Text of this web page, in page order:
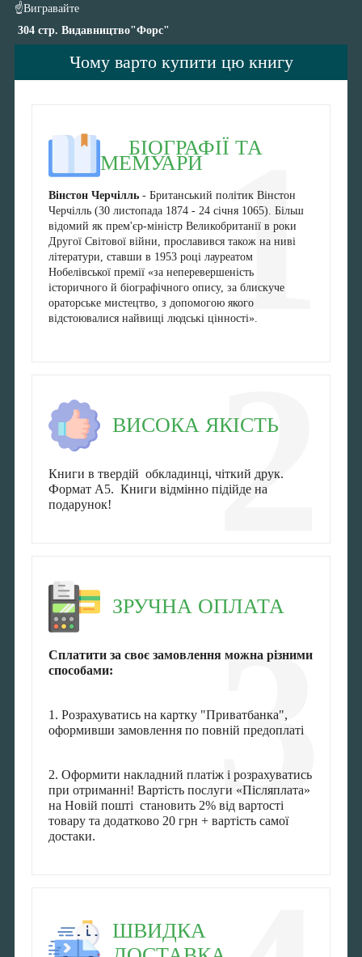
☝️Вигравайте
304 стр. Видавництво"Форс"
Чому варто купити цю книгу
1
БІОГРАФІЇ ТА
МЕМУАРИ
Вінстон Черчілль - Британський політик Вінстон
Черчілль (30 листопада 1874 - 24 січня 1065). Більш
відомий як прем'єр-міністр Великобританії в роки
Другої Світової війни, прославився також на ниві
літератури, ставши в 1953 році лауреатом
Нобелівської премії «за неперевершеність
історичного й біографічного опису, за блискуче
ораторське мистецтво, з допомогою якого
відстоювалися найвищі людські цінності».
2
ВИСОКА ЯКІСТЬ
Книги в твердій обкладинці, чіткий друк.
Формат А5. Книги відмінно підійде на
подарунок!
3
ЗРУЧНА ОПЛАТА
Сплатити за своє замовлення можна різними
способами:
1. Розрахуватись на картку "Приватбанка",
оформивши замовлення по повній предоплаті
2. Оформити накладний платіж і розрахуватись
при отриманні! Вартість послуги «Післяплата»
на Новій пошті становить 2% від вартості
товару та додатково 20 грн + вартість самої
достаки.
ШВИДКА